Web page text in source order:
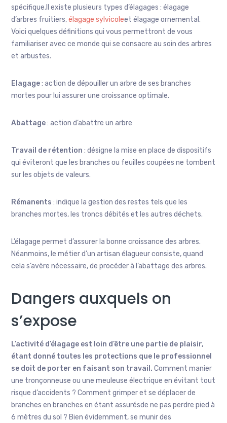
spécifique.Il existe plusieurs types d’élagages : élagage
d’arbres fruitiers,élagage sylvicoleet élagage ornemental.
Voici quelques définitions qui vous permettront de vous
familiariser avec ce monde qui se consacre au soin des arbres
et arbustes.
Elagage: action de dépouiller un arbre de ses branches
mortes pour lui assurer une croissance optimale.
Abattage: action d’abattre un arbre
Travail de rétention : désigne la mise en place de dispositifs
qui éviteront que les branches ou feuilles coupées ne tombent
sur les objets de valeurs.
Rémanents : indique la gestion des restes tels que les
branches mortes, les troncs débités et les autres déchets.
L’élagage permet d’assurer la bonne croissance des arbres.
Néanmoins, le métier d’un artisan élagueur consiste, quand
cela s’avère nécessaire, de procéder à l’abattage des arbres.
Dangers auxquels on
s’expose
L’activité d’élagage est loin d’être une partie de plaisir,
étant donné toutes les protections que le professionnel
se doit de porter en faisant son travail.Comment manier
une tronçonneuse ou une meuleuse électrique en évitant tout
risque d’accidents ? Comment grimper et se déplacer de
branches en branches en étant assurésde ne pas perdre pied à
6 mètres du sol ? Bien évidemment, se munir des